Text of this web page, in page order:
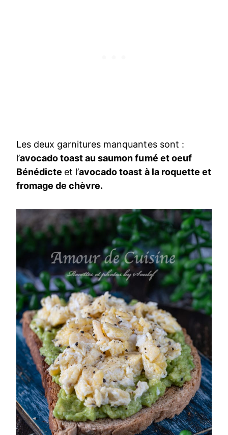
Les deux garnitures manquantes sont :
l’avocado toast au saumon fumé et oeuf
Bénédicte et l’avocado toast à la roquette et
fromage de chèvre.